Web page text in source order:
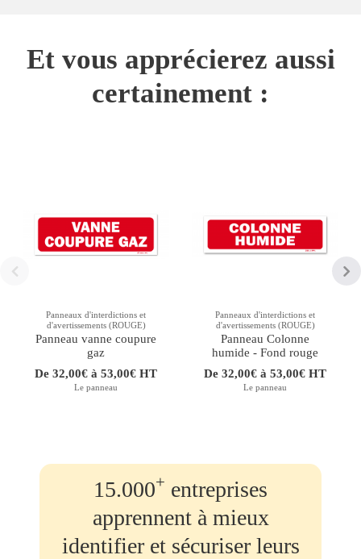
Et vous apprécierez aussi
certainement :
Panneaux d'interdictions et
d'avertissements (ROUGE)
Panneau vanne coupure
gaz
De 32,00€ à 53,00€ HT
Le panneau
Panneaux d'interdictions et
d'avertissements (ROUGE)
Panneau Colonne
humide - Fond rouge
De 32,00€ à 53,00€ HT
Le panneau
15.000+ entreprises
apprennent à mieux
identifier et sécuriser leurs